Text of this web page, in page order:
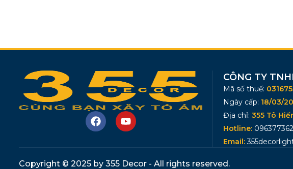
CÔNG TY
Mã số thuế:
Ngày cấp: 18/03/
Địa chỉ: 355 Tô
Hotline:
Email:
Copyright © 2025 by 355 Decor - All rights reserved.